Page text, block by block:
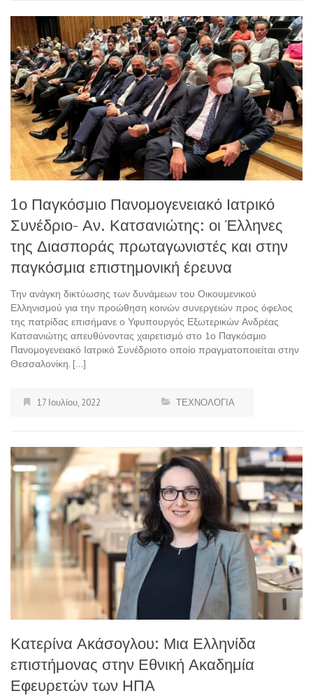
1ο Παγκόσμιο Πανομογενειακό Ιατρικό
Συνέδριο- Αν. Κατσανιώτης: οι Έλληνες
της Διασποράς πρωταγωνιστές και στην
παγκόσμια επιστημονική έρευνα
Την ανάγκη δικτύωσης των δυνάμεων του Οικουμενικού
Ελληνισμού για την προώθηση κοινών συνεργειών προς όφελος
της πατρίδας επισήμανε ο Υφυπουργός Εξωτερικών Ανδρέας
Κατσανιώτης απευθύνοντας χαιρετισμό στο 1ο Παγκόσμιο
Πανομογενειακό Ιατρικό Συνέδριοτο οποίο πραγματοποιείται στην
Θεσσαλονίκη. […]
17 Ιουλίου, 2022 ΤΕΧΝΟΛΟΓΙΑ
Κατερίνα Ακάσογλου: Μια Ελληνίδα
επιστήμονας στην Εθνική Ακαδημία
Εφευρετών των ΗΠΑ